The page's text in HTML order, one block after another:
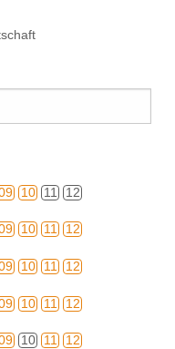
10 11 12
10 11 12
10 11 12
10 11 12
10 11 12